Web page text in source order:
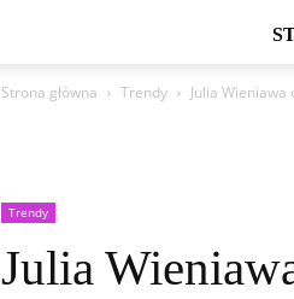
Strona główna Trendy Julia
Trendy
Julia